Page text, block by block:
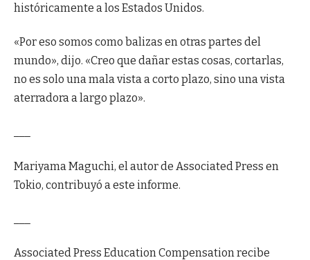
históricamente a los Estados Unidos.
«Por eso somos como balizas en otras partes del
mundo», dijo. «Creo que dañar estas cosas, cortarlas,
no es solo una mala vista a corto plazo, sino una vista
aterradora a largo plazo».
Mariyama Maguchi, el autor de Associated Press en
Tokio, contribuyó a este informe.
Associated Press Education Compensation recibe